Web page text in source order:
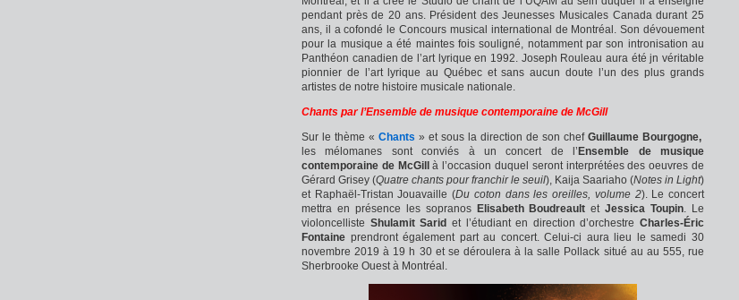
pendant près de 20 ans. Président des Jeunesses Musicales Canada durant 25
ans, il a cofondé le Concours musical international de Montréal. Son dévouement
pour la musique a été maintes fois souligné, notamment par son intronisation au
Panthéon canadien de l’art lyrique en 1992. Joseph Rouleau aura été jn véritable
pionnier de l’art lyrique au Québec et sans aucun doute l’un des plus grands
artistes de notre histoire musicale nationale.
Chants par l’Ensemble de musique contemporaine de McGill
Sur le thème « Chants » et sous la direction de son chef Guillaume Bourgogne,
les mélomanes sont conviés à un concert de l’ Ensemble de musique
contemporaine de McGillà l’occasion duquel seront interprétées des oeuvres de
Gérard Grisey (Quatre chants pour franchir le seuil), Kaija Saariaho (Notes in Light)
et Raphaël-Tristan Jouavaille (Du coton dans les oreilles, volume 2). Le concert
mettra en présence les sopranosElisabeth Boudreault etJessica Toupin. Le
violoncelliste Shulamit Sarid et l’étudiant en direction d’orchestre Charles-Éric
Fontaine prendront également part au concert. Celui-ci aura lieu le samedi 30
novembre 2019 à 19 h 30 et se déroulera à la salle Pollack situé au au 555, rue
Sherbrooke Ouest à Montréal.